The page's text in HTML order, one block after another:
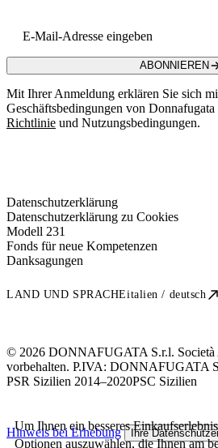
ABONNIEREN
Mit Ihrer Anmeldung erklären Sie sich
Geschäftsbedingungen von Donnafugata
Richtlinie und Nutzungsbedingungen.
Datenschutzerklärung
Datenschutzerklärung zu Cookies
Modell 231
Fonds für neue Kompetenzen
Danksagungen
LAND UND SPRACHEitalien / deutsch
© 2026 DONNAFUGATA S.r.l. Società
vorbehalten. P.IVA: DONNAFUGATA
PSR Sizilien 2014–2020PSC Sizilien
Um Ihnen ein besseres
Optionen auszuwählen, die Ihnen am
Hinweis bei Erhebung Ihre